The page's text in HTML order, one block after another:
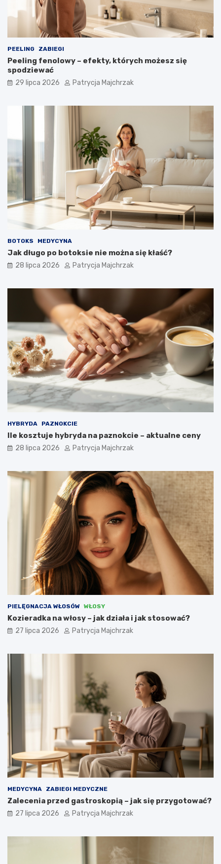
PEELING ZABIEGI
Peeling fenolowy – efekty, których możesz się
spodziewać
29 lipca 2026 Patrycja Majchrzak
BOTOKS MEDYCYNA
Jak długo po botoksie nie można się kłaść?
28 lipca 2026 Patrycja Majchrzak
HYBRYDA PAZNOKCIE
Ile kosztuje hybryda na paznokcie – aktualne ceny
28 lipca 2026 Patrycja Majchrzak
PIELĘGNACJA WŁOSÓW WŁOSY
Kozieradka na włosy – jak działa i jak stosować?
27 lipca 2026 Patrycja Majchrzak
MEDYCYNA ZABIEGI MEDYCZNE
Zalecenia przed gastroskopią – jak się przygotować?
27 lipca 2026 Patrycja Majchrzak